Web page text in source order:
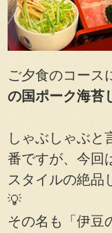
ご夕食のコース
の国ポーク海苔
しゃぶしゃぶと
番ですが、今回
スタイルの絶品
💡
その名も「伊豆